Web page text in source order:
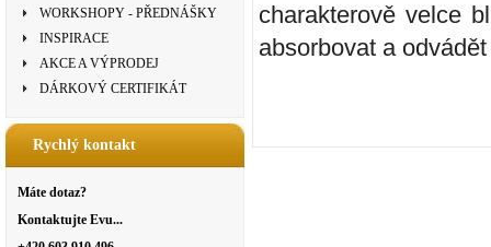
WORKSHOPY - PŘEDNÁŠKY
INSPIRACE
AKCE A VÝPRODEJ
DÁRKOVÝ CERTIFIKÁT
Rychlý kontakt
Máte dotaz?
Kontaktujte Evu...
charakterově velce
absorbovat a